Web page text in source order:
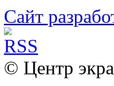
Сайт
© Центр